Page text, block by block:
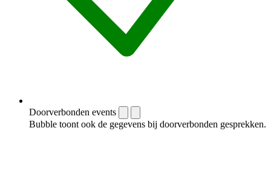
Doorverbonden events
Bubble toont ook de gegevens bij doorverbonden gesprekken.